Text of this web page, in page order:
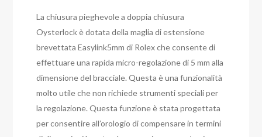
La chiusura pieghevole a doppia chiusura
Oysterlock è dotata della maglia di estensione
brevettata Easylink5mm di Rolex che consente di
effettuare una rapida micro-regolazione di 5 mm alla
dimensione del bracciale. Questa è una funzionalità
molto utile che non richiede strumenti speciali per
la regolazione. Questa funzione è stata progettata
per consentire all’orologio di compensare in termini